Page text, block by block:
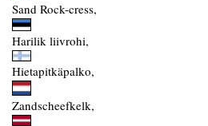
Sand Rock-cress,
Harilik liivrohi,
Hietapitkäpalko,
Zandscheefkelk,